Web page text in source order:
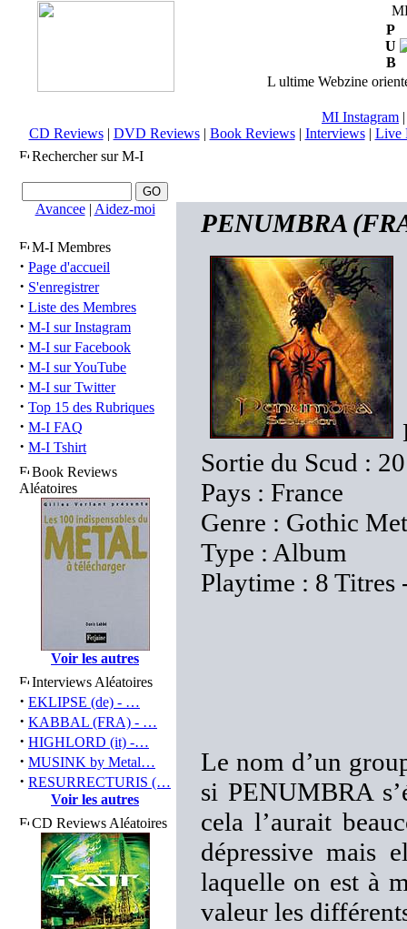
P
U
B
L ultime Webzine
MI Instagram
CD Reviews| DVD Reviews| Book Reviews| Interviews| Live
Rechercher sur M-I
Avancee| Aidez-moi
M-I Membres
· Page d'accueil
· S'enregistrer
· Liste des Membres
· M-I sur Instagram
· M-I sur Facebook
· M-I sur YouTube
· M-I sur Twitter
· Top 15 des Rubriques
· M-I FAQ
· M-I Tshirt
Book Reviews
Aléatoires
Voir les autres
Interviews Aléatoires
· EKLIPSE (de) - …
· KABBAL (FRA) - …
· HIGHLORD (it) -…
· MUSINK by Metal…
· RESURRECTURIS (…
Voir les autres
CD Reviews Aléatoires
PENUMBRA
Sortie du Scud :
Pays : France
Genre : Gothic
Type : Album
Playtime : 8 Titres
Le nom d’un
si PENUMBRA
cela l’aurait
dépressive mais
laquelle on est à
valeur les